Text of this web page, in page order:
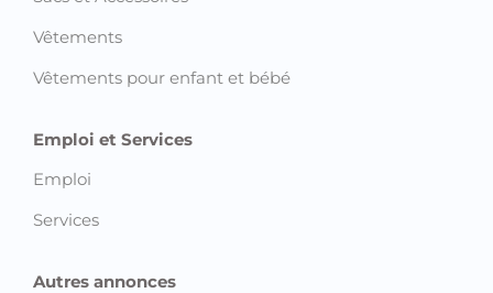
Vêtements
Vêtements pour enfant et bébé
Emploi et Services
Emploi
Services
Autres annonces